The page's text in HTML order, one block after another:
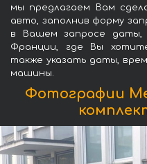
мы предлагаем Вам
авто, заполнив форму
в Вашем запросе даты,
Франции, где Вы
также указать даты,
машины.
Фотографии